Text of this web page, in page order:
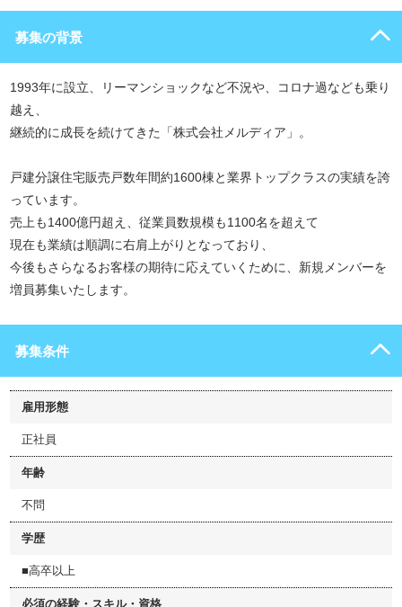
募集の背景
1993年に設立、リーマンショックなど不況や、コロナ過なども乗り
越え、
継続的に成長を続けてきた「株式会社メルディア」。
戸建分譲住宅販売戸数年間約1600棟と業界トップクラスの実績を誇
っています。
売上も1400億円超え、従業員数規模も1100名を超えて
現在も業績は順調に右肩上がりとなっており、
今後もさらなるお客様の期待に応えていくために、新規メンバーを
増員募集いたします。
募集条件
雇用形態
正社員
年齢
不問
学歴
■高卒以上
必須の経験・スキル・資格